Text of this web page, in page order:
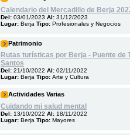
Calendario del Mercadillo de Berja
Del: 03/01/2023 Al: 31/12/2023
Lugar: Berja Tipo: Profesionales y Negocios
Patrimonio
Rutas turísticas por Berja - Puente de
Santos
Del: 21/10/2022 Al: 02/11/2022
Lugar: Berja Tipo: Arte y Cultura
Actividades Varias
Cuidando mi salud mental
Del: 13/10/2022 Al: 18/11/2022
Lugar: Berja Tipo: Mayores